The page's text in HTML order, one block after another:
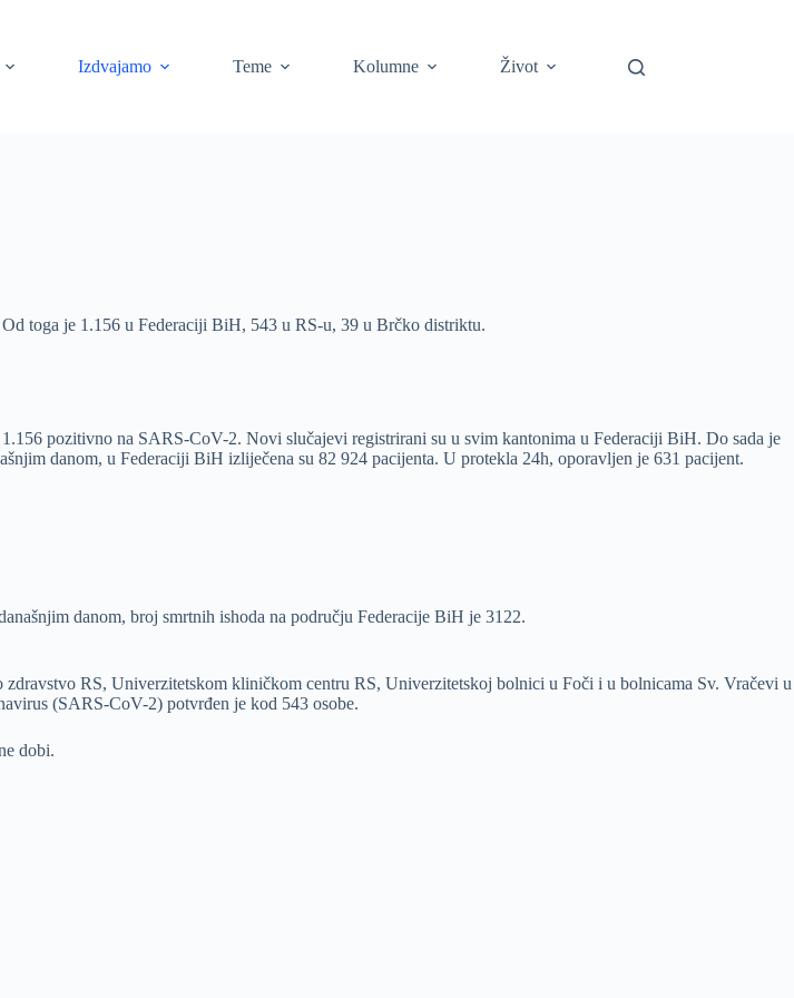
Izdvajamo Teme Kolumne Život
toga je 1.156 u Federaciji BiH, 543 u RS-u, 39 u Brčko distriktu.
pozitivno na SARS-CoV-2. Novi slučajevi registrirani su u svim kantonima u Federaciji BiH. Do sada je
danom, u Federaciji BiH izliječena su 82 924 pacijenta. U protekla 24h, oporavljen je 631 pacijent.
danom, broj smrtnih ishoda na području Federacije BiH je 3122.
RS, Univerzitetskom kliničkom centru RS, Univerzitetskoj bolnici u Foči i u bolnicama Sv. Vračevi u
(SARS-CoV-2) potvrđen je kod 543 osobe.
dobi.